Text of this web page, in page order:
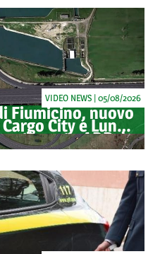
Fiumicino, nuovo
City e Lunga
ADR da
oltre 40 milioni
VIDEO NEWS | 05/08/2026